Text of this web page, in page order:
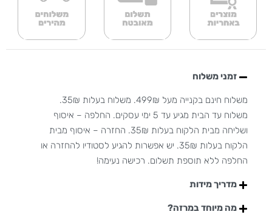
זמני משלוח
משלוח חינם בקנייה מעל 499₪. משלוח בעלות 35₪.
משלוח עד הבית מגיע עד 5 ימי עסקים. החלפה – איסוף
ושליחה מבית הלקוח בעלות 35₪. החזרה – איסוף מבית
הלקוח בעלות 35₪. יש אפשרות להגיע לסטודיו להחזרה או
החלפה ללא תוספת תשלום. רכישה נעימה!
מדריך מידות
מה מיוחד במרזה?